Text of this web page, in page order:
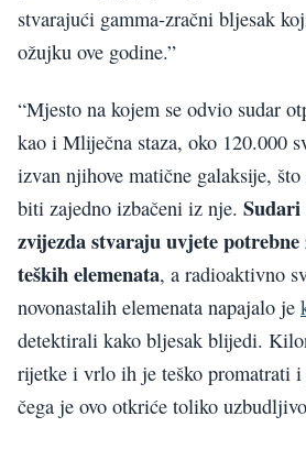
stvarajući gamma-zračni bljesak
ožujku ove godine.”
“Mjesto na kojem se odvio sudar
kao i Mliječna staza, oko 120.000
izvan njihove matične galaksije,
biti zajedno izbačeni iz nje.
zvijezda stvaraju uvjete potrebne
teških elemenata, a radioaktivno
novonastalih elemenata napajalo je
detektirali kako bljesak blijedi.
rijetke i vrlo ih je teško promatrati i
čega je ovo otkriće toliko